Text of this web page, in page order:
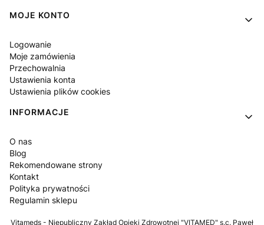
MOJE KONTO
Logowanie
Moje zamówienia
Przechowalnia
Ustawienia konta
Ustawienia plików cookies
INFORMACJE
O nas
Blog
Rekomendowane strony
Kontakt
Polityka prywatności
Regulamin sklepu
Vitameds - Niepubliczny Zakład Opieki Zdrowotnej "VITAMED" s.c. Paweł